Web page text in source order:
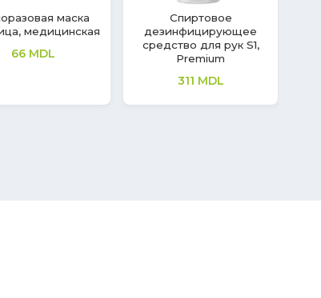
Перчатки Nitril Aurelia
Sonic
380
Одноразовая маска
BLF Protection
223MDL